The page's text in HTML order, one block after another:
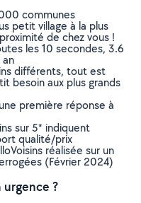
communes
petit village à la plus
de chez vous !
les 10 secondes, 3.6
différents, tout est
besoin aux plus grands
première réponse à
sur 5* indiquent
qualité/prix
réalisée sur un
(Février 2024)
?